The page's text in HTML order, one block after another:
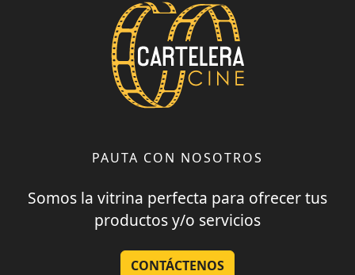
PAUTA CON NOSOTROS
Somos la vitrina perfecta para ofrecer tus
productos y/o servicios
CONTÁCTENOS